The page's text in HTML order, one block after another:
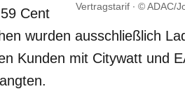
Vertragstarif
© ADAC/
Cent
wurden ausschließlich
Kunden mit Citywatt und